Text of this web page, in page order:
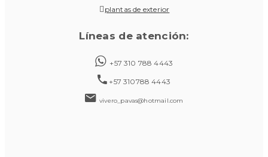
plantas de exterior
Líneas de atención:
+57 310 788 4443
+57 310788 4443
vivero_pavas@hotmail.com